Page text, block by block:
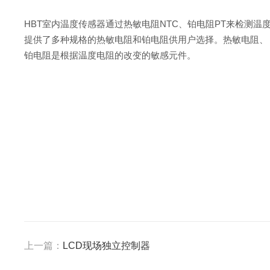
HBT室内温度传感器通过热敏电阻NTC、铂电阻PT来检测温度
提供了多种规格的热敏电阻和铂电阻供用户选择。热敏电阻、
铂电阻是根据温度电阻的改变的敏感元件。
上一篇： LCD现场独立控制器